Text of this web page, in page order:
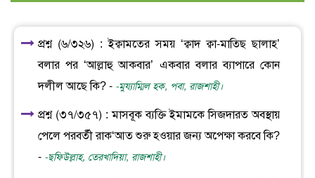
প্রশ্ন (৬/৩২৬) : ইক্বামতের সময় ‘ক্বাদ ক্বা-মাতিছ ছালাহ’
বলার পর ‘আল্লাহু আকবার’ একবার বলার ব্যাপারে কোন
দলীল আছে কি? - -মুয্যাম্মিল হক, পবা, রাজশাহী।
প্রশ্ন (৩৭/৩৫৭) : মাসবূক ব্যক্তি ইমামকে সিজদারত অবস্থায়
পেলে পরবর্তী রাক‘আত শুরু হওয়ার জন্য অপেক্ষা করবে কি?
- -ছফিউল্লাহ, তেরখাদিয়া, রাজশাহী।